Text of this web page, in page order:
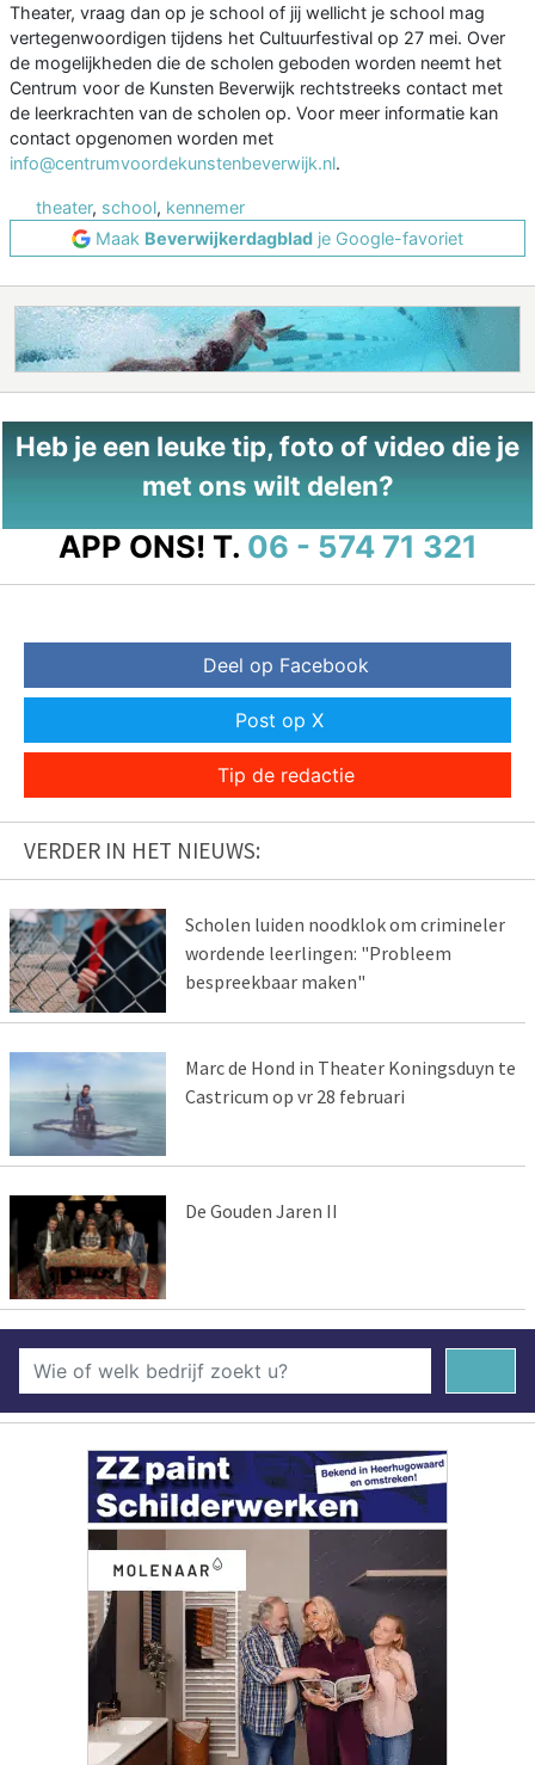
Theater, vraag dan op je school of jij wellicht je school mag
vertegenwoordigen tijdens het Cultuurfestival op 27 mei. Over
de mogelijkheden die de scholen geboden worden neemt het
Centrum voor de Kunsten Beverwijk rechtstreeks contact met
de leerkrachten van de scholen op. Voor meer informatie kan
contact opgenomen worden met
info@centrumvoordekunstenbeverwijk.nl.
theater, school, kennemer
Maak Beverwijkerdagblad je Google-favoriet
Heb je een leuke tip, foto of video die je
met ons wilt delen?
APP ONS! T. 06 - 574 71 321
Deel op Facebook
Post op X
Tip de redactie
VERDER IN HET NIEUWS:
Scholen luiden noodklok om crimineler
wordende leerlingen: "Probleem
bespreekbaar maken"
Marc de Hond in Theater Koningsduyn te
Castricum op vr 28 februari
De Gouden Jaren II